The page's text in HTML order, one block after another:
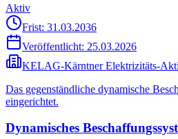
Aktiv
Frist: 31.03.2036
Veröffentlicht: 25.03.2026
KELAG-Kärntner Elektrizitäts-
Das gegenständliche dynamische
eingerichtet.
Dynamisches